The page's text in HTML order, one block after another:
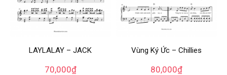
LAYLALAY – JACK
70,000₫
Vùng Ký Ức – Chillies
80,000₫